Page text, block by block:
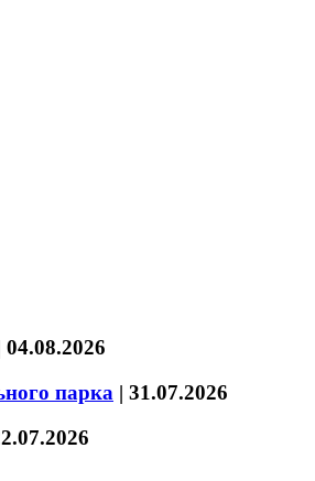
04.08.2026
парка | 31.07.2026